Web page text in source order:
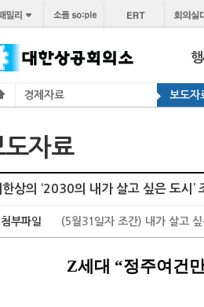
행
코
경제자료 보도자
도자료
한상의 ‘2030의 내가 살고 싶은 도시’
첨부파일 (5월31일자 조간) 내가 살고
Z세대 “정주여건